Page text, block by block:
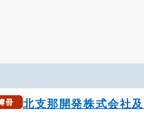
冊 北支那開発株式会社